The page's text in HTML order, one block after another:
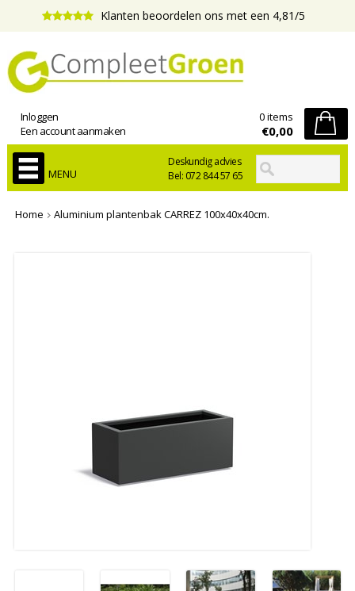
Klanten beoordelen ons met een 4,81/5
Deskundig advies
Bel: 072 844 57 65
Inloggen
Een account aanmaken
0 items
€0,00
MENU
Home Aluminium plantenbak CARREZ 100x40x40cm.